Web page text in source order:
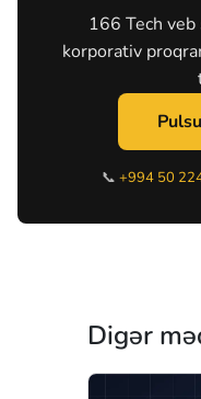
166 Tech
korporativ
📞 +994 50
Digər